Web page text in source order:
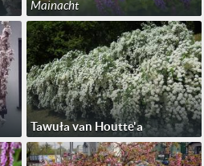
Mainacht
Tawuła van Houtte'a